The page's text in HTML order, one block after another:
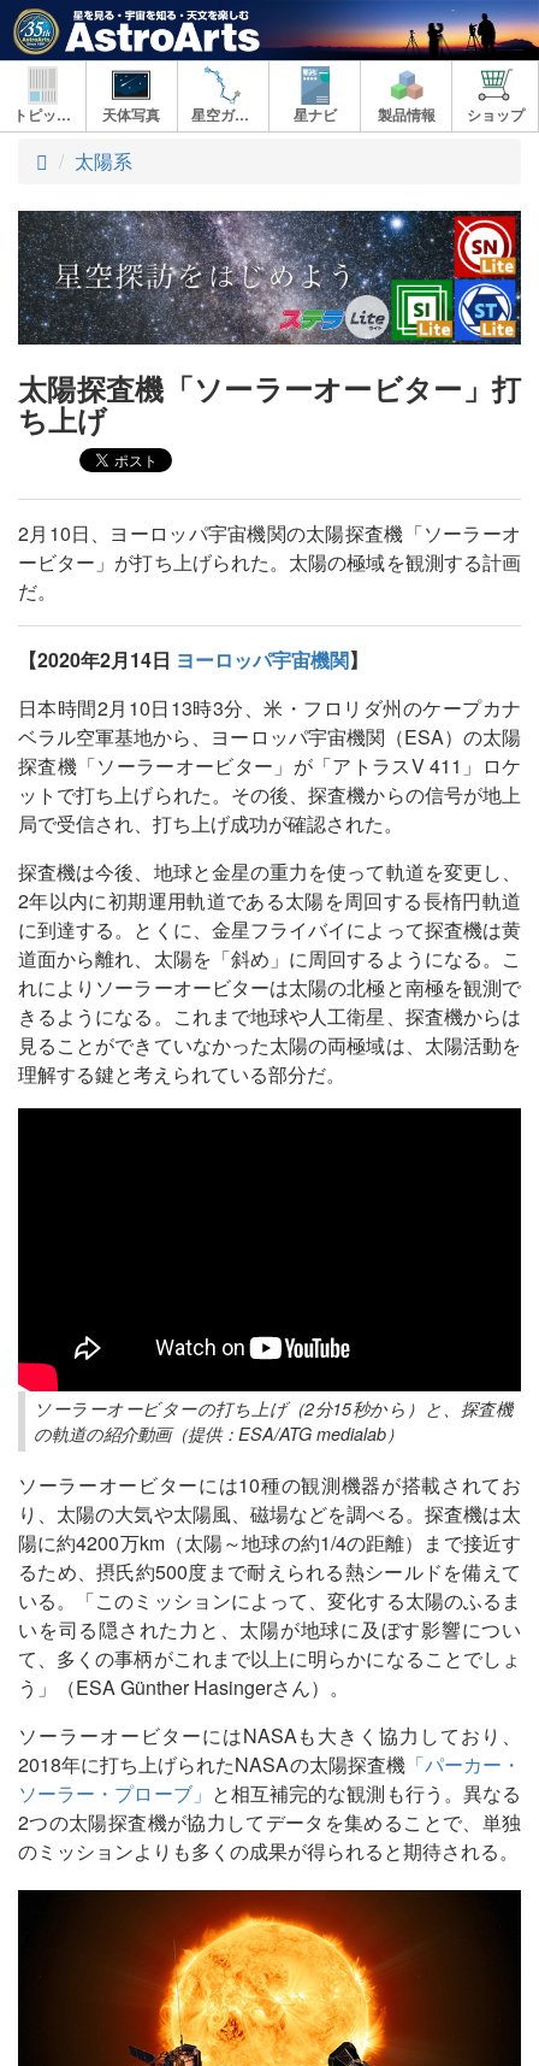
トピックス 天体写真 星空ガイド 星ナビ 製品情報 ショップ
ト
プ
太陽系
太陽探査機「ソーラーオービター」打
ち上げ
2月10日、ヨーロッパ宇宙機関の太陽探査機「ソーラーオ
ービター」が打ち上げられた。太陽の極域を観測する計画
だ。
【2020年2月14日 ヨーロッパ宇宙機関】
日本時間2月10日13時3分、米・フロリダ州のケープカナ
ベラル空軍基地から、ヨーロッパ宇宙機関（ESA）の太陽
探査機「ソーラーオービター」が「アトラスV 411」ロケ
ットで打ち上げられた。その後、探査機からの信号が地上
局で受信され、打ち上げ成功が確認された。
探査機は今後、地球と金星の重力を使って軌道を変更し、
2年以内に初期運用軌道である太陽を周回する長楕円軌道
に到達する。とくに、金星フライバイによって探査機は黄
道面から離れ、太陽を「斜め」に周回するようになる。こ
れによりソーラーオービターは太陽の北極と南極を観測で
きるようになる。これまで地球や人工衛星、探査機からは
見ることができていなかった太陽の両極域は、太陽活動を
理解する鍵と考えられている部分だ。
ソーラーオービターの打ち上げ（2分15秒から）と、探査機
の軌道の紹介動画（提供：ESA/ATG medialab）
ソーラーオービターには10種の観測機器が搭載されてお
り、太陽の大気や太陽風、磁場などを調べる。探査機は太
陽に約4200万km（太陽～地球の約1/4の距離）まで接近す
るため、摂氏約500度まで耐えられる熱シールドを備えて
いる。「このミッションによって、変化する太陽のふるま
いを司る隠された力と、太陽が地球に及ぼす影響につい
て、多くの事柄がこれまで以上に明らかになることでしょ
う」（ESA Günther Hasingerさん）。
ソーラーオービターにはNASAも大きく協力しており、
2018年に打ち上げられたNASAの太陽探査機「パーカー・
ソーラー・プローブ」 と相互補完的な観測も行う。異なる
2つの太陽探査機が協力してデータを集めることで、単独
のミッションよりも多くの成果が得られると期待される。